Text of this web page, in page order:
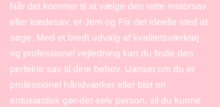
Når det kommer til at vælge den rette motorsav
eller kædesav, er Jem og Fix det ideelle sted at
søge. Med et bredt udvalg af kvalitetsværktøj
og professionel vejledning kan du finde den
perfekte sav til dine behov. Uanset om du er
professionel håndværker eller blot en
entusiastisk gør-det-selv person, vil du kunne